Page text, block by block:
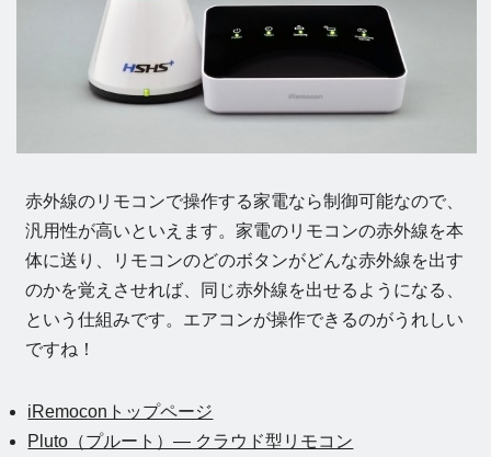
赤外線のリモコンで操作する家電なら制御可能なので、
汎用性が高いといえます。家電のリモコンの赤外線を本
体に送り、リモコンのどのボタンがどんな赤外線を出す
のかを覚えさせれば、同じ赤外線を出せるようになる、
という仕組みです。エアコンが操作できるのがうれしい
ですね！
iRemoconトップページ
Pluto（プルート）— クラウド型リモコン